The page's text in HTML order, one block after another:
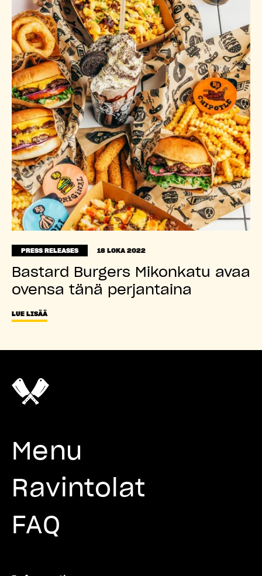
PRESS RELEASES 18 LOKA 2022
Bastard Burgers Mikonkatu avaa
ovensa tänä perjantaina
LUE LISÄÄ
Menu
Ravintolat
FAQ